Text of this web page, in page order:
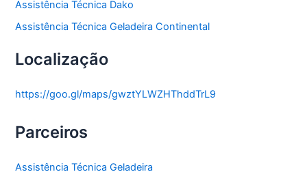
Assistência Técnica Dako
Assistência Técnica Geladeira Continental
Localização
https://goo.gl/maps/gwztYLWZHThddTrL9
Parceiros
Assistência Técnica Geladeira